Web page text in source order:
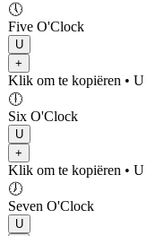
🕔
Five O'Clock
U
+
Klik om te kopiëren • U
🕕
Six O'Clock
U
+
Klik om te kopiëren • U
🕖
Seven O'Clock
U